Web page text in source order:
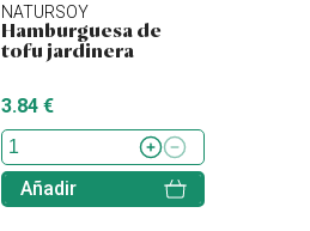
NATURSOY
Hamburguesa de
tofu jardinera
3.84 €
Añadir